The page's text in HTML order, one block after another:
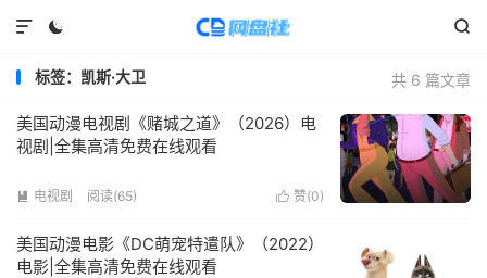
 

共 6 篇文章
标签：凯斯·大卫
美国动漫电视剧《赌城之道》（2026）电
视剧|全集高清免费在线观看
 赞(0)
 电视剧 阅读(65)
美国动漫电影《DC萌宠特遣队》（2022）
电影|全集高清免费在线观看